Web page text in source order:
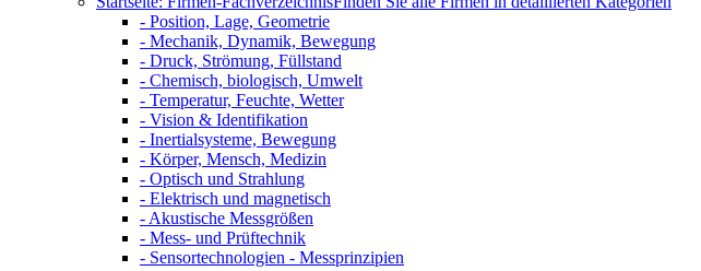
- Position, Lage, Geometrie
- Mechanik, Dynamik, Bewegung
- Druck, Strömung, Füllstand
- Chemisch, biologisch, Umwelt
- Temperatur, Feuchte, Wetter
- Vision & Identifikation
- Inertialsysteme, Bewegung
- Körper, Mensch, Medizin
- Optisch und Strahlung
- Elektrisch und magnetisch
- Akustische Messgrößen
- Mess- und Prüftechnik
- Sensortechnologien - Messprinzipien